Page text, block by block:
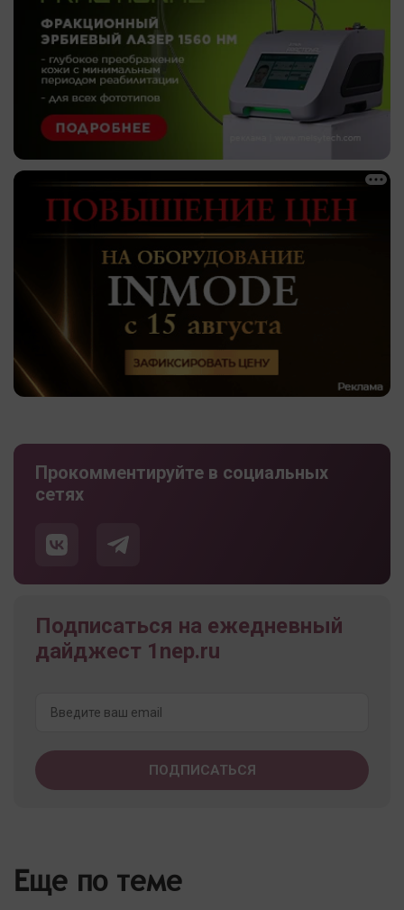
Прокомментируйте в социальных
сетях
Подписаться на ежедневный
дайджест 1nep.ru
Еще по теме